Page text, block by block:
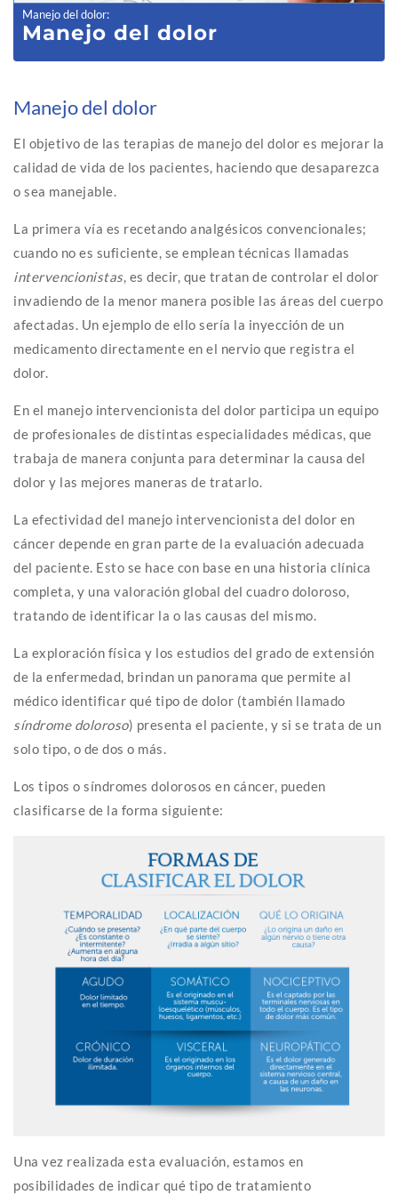
Manejo del dolor:
Manejo del dolor
Manejo del dolor
El objetivo de las terapias de manejo del dolor es mejorar la
calidad de vida de los pacientes, haciendo que desaparezca
o sea manejable.
La primera vía es recetando analgésicos convencionales;
cuando no es suficiente, se emplean técnicas llamadas
intervencionistas, es decir, que tratan de controlar el dolor
invadiendo de la menor manera posible las áreas del cuerpo
afectadas. Un ejemplo de ello sería la inyección de un
medicamento directamente en el nervio que registra el
dolor.
En el manejo intervencionista del dolor participa un equipo
de profesionales de distintas especialidades médicas, que
trabaja de manera conjunta para determinar la causa del
dolor y las mejores maneras de tratarlo.
La efectividad del manejo intervencionista del dolor en
cáncer depende en gran parte de la evaluación adecuada
del paciente. Esto se hace con base en una historia clínica
completa, y una valoración global del cuadro doloroso,
tratando de identificar la o las causas del mismo.
La exploración física y los estudios del grado de extensión
de la enfermedad, brindan un panorama que permite al
médico identificar qué tipo de dolor (también llamado
síndrome doloroso) presenta el paciente, y si se trata de un
solo tipo, o de dos o más.
Los tipos o síndromes dolorosos en cáncer, pueden
clasificarse de la forma siguiente:
Una vez realizada esta evaluación, estamos en
posibilidades de indicar qué tipo de tratamiento